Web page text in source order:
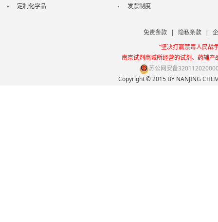
定制化学品
发票制度
免责条款 | 隐私条款 |
“坚决打赢禁毒人民战
南京试剂商城所经营的试剂、药辅
苏公网安备
Copyright © 2015 BY NANJING